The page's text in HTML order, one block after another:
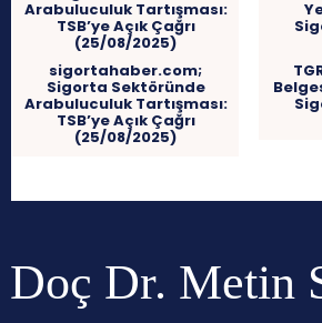
sigortahaber.com;
Sigorta Sektöründe
Arabuluculuk Tartışması:
TSB’ye Açık Çağrı
(25/08/2025)
Doç Dr. Metin